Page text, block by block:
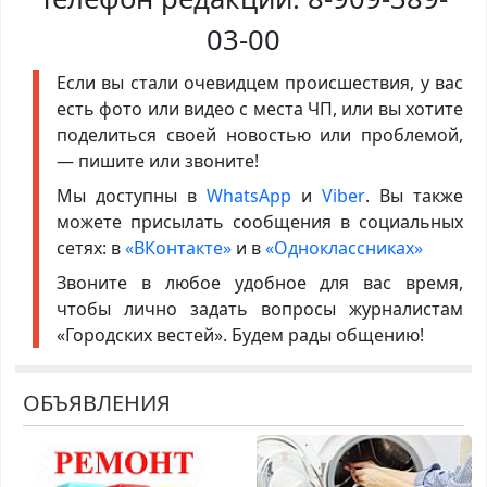
03-00
Если вы стали очевидцем происшествия, у вас
есть фото или видео с места ЧП, или вы хотите
поделиться своей новостью или проблемой,
— пишите или звоните!
Мы доступны в WhatsApp иViber. Вы также
можете присылать сообщения в социальных
сетях: в«ВКонтакте»и в«Одноклассниках»
Звоните в любое удобное для вас время,
чтобы лично задать вопросы журналистам
«Городских вестей». Будем рады общению!
ОБЪЯВЛЕНИЯ